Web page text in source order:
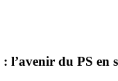
l’avenir du PS en